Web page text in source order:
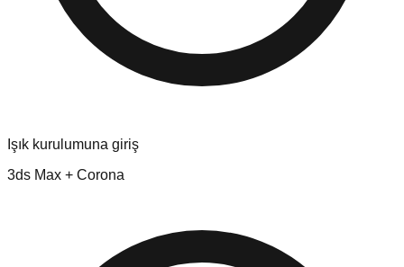
Işık kurulumuna giriş
3ds Max + Corona